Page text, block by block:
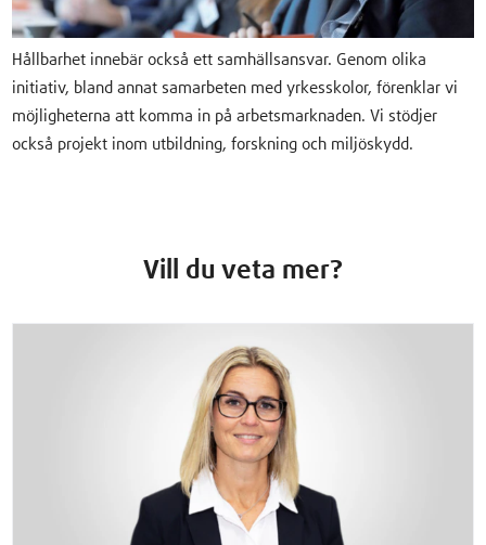
Hållbarhet innebär också ett samhällsansvar. Genom olika
initiativ, bland annat samarbeten med yrkesskolor, förenklar vi
möjligheterna att komma in på arbetsmarknaden. Vi stödjer
också projekt inom utbildning, forskning och miljöskydd.
Vill du veta mer?